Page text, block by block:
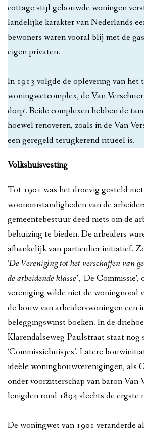
cottage stijl gebouwde woningen
landelijke karakter van Nederlands
bewoners waren vooral blij met de
eigen privaten.
In 1913 volgde de oplevering van het
woningwetcomplex, de Van
dorp’. Beide complexen hebben de
hoewel renoveren, zoals in de Van
een geregeld terugkerend ritueel is.
Volkshuisvesting
Tot 1901 was het droevig gesteld
woonomstandigheden van de
gemeentebestuur deed niets om de
behuizing te bieden. De arbeiders
afhankelijk van particulier initiatief.
‘De Vereniging tot het verschaffen van
de arbeidende klasse’, ‘De
vereniging wilde niet de woningnood
de bouw van arbeiderswoningen een
beleggingswinst boeken. In de
Klarendalseweg-Paulstraat staat nog
‘Commissiehuisjes’. Latere
ideële woningbouwverenigingen, als
onder voorzitterschap van baron Van
lenigden rond 1894 slechts de ergste
De woningwet van 1901 veranderde